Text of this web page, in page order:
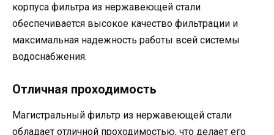
корпуса фильтра из нержавеющей стали
обеспечивается высокое качество фильтрации и
максимальная надежность работы всей системы
водоснабжения.
Отличная проходимость
Магистральный фильтр из нержавеющей стали
обладает отличной проходимостью, что делает его